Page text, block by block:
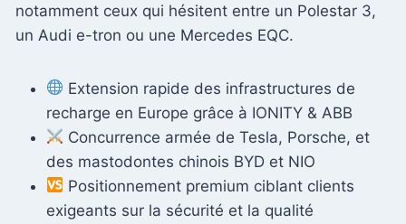
notamment ceux qui hésitent entre un Polestar 3,
un Audi e-tron ou une Mercedes EQC.
Extension rapide des infrastructures de
recharge en Europe grâce à IONITY & ABB
Concurrence armée de Tesla, Porsche, et
des mastodontes chinois BYD et NIO
Positionnement premium ciblant clients
exigeants sur la sécurité et la qualité